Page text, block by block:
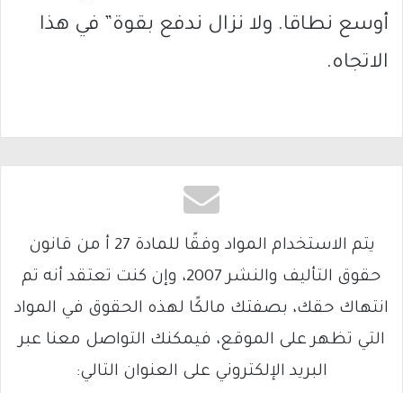
أوسع نطاقا. ولا نزال ندفع بقوة” في هذا
الاتجاه.
يتم الاستخدام المواد وفقًا للمادة 27 أ من قانون
حقوق التأليف والنشر 2007، وإن كنت تعتقد أنه تم
انتهاك حقك، بصفتك مالكًا لهذه الحقوق في المواد
التي تظهر على الموقع، فيمكنك التواصل معنا عبر
البريد الإلكتروني على العنوان التالي: